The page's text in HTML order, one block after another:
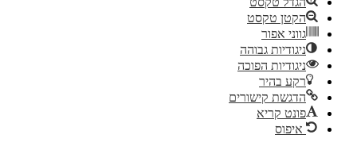
הקטן טקסט
גווני אפור
ניגודיות גבוהה
ניגודיות הפוכה
רקע בהיר
הדגשת קישורים
פונט קריא
איפוס